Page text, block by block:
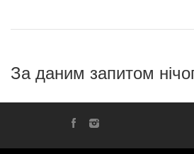
За даним запитом